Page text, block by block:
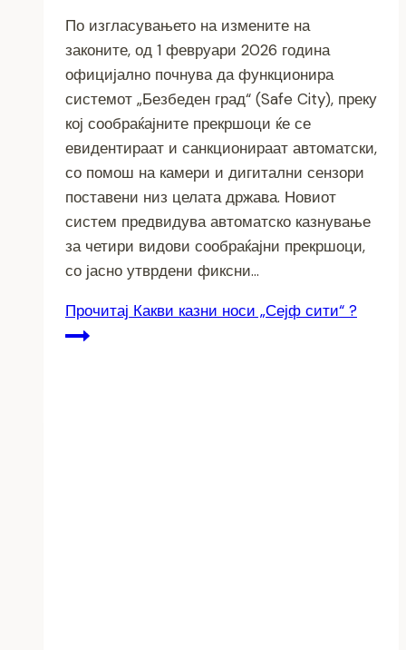
По изгласувањето на измените на
законите, од 1 февруари 2026 година
официјално почнува да функционира
системот „Безбеден град“ (Safe City), преку
кој сообраќајните прекршоци ќе се
евидентираат и санкционираат автоматски,
со помош на камери и дигитални сензори
поставени низ целата држава. Новиот
систем предвидува автоматско казнување
за четири видови сообраќајни прекршоци,
со јасно утврдени фиксни…
Прочитај Какви казни носи „Сејф сити“ ?